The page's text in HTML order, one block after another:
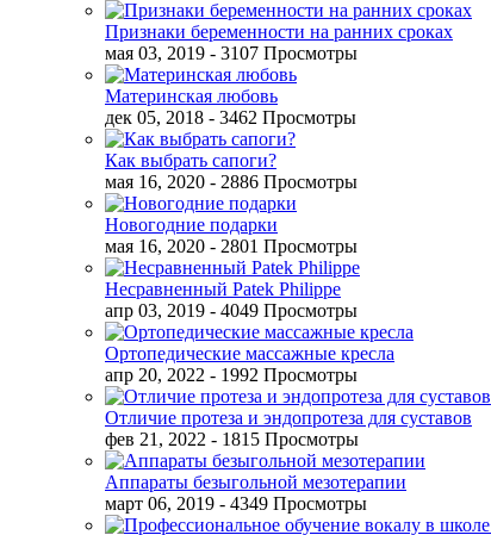
Признаки беременности на ранних сроках
мая 03, 2019 - 3107 Просмотры
Материнская любовь
дек 05, 2018 - 3462 Просмотры
Как выбрать сапоги?
мая 16, 2020 - 2886 Просмотры
Новогодние подарки
мая 16, 2020 - 2801 Просмотры
Несравненный Patek Philippe
апр 03, 2019 - 4049 Просмотры
Ортопедические массажные кресла
апр 20, 2022 - 1992 Просмотры
Отличие протеза и эндопротеза для суставов
фев 21, 2022 - 1815 Просмотры
Аппараты безыгольной мезотерапии
март 06, 2019 - 4349 Просмотры